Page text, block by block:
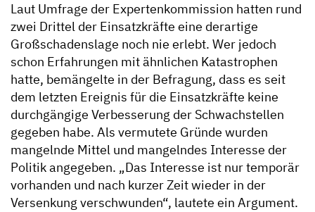
Laut Umfrage der Expertenkommission hatten rund
zwei Drittel der Einsatzkräfte eine derartige
Großschadenslage noch nie erlebt. Wer jedoch
schon Erfahrungen mit ähnlichen Katastrophen
hatte, bemängelte in der Befragung, dass es seit
dem letzten Ereignis für die Einsatzkräfte keine
durchgängige Verbesserung der Schwachstellen
gegeben habe. Als vermutete Gründe wurden
mangelnde Mittel und mangelndes Interesse der
Politik angegeben. „Das Interesse ist nur temporär
vorhanden und nach kurzer Zeit wieder in der
Versenkung verschwunden“, lautete ein Argument.